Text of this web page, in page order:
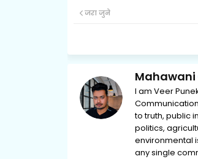
जरा जुने
Mahawani
I am Veer
to truth, public
politics,
environmental
any single